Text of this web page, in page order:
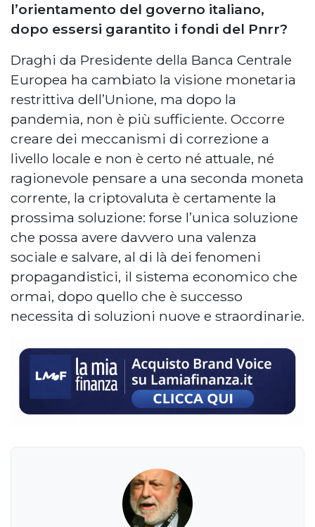
l’orientamento del governo italiano,
dopo essersi garantito i fondi del Pnrr?
Draghi da Presidente della Banca Centrale
Europea ha cambiato la visione monetaria
restrittiva dell’Unione, ma dopo la
pandemia, non è più sufficiente. Occorre
creare dei meccanismi di correzione a
livello locale e non è certo né attuale, né
ragionevole pensare a una seconda moneta
corrente, la criptovaluta è certamente la
prossima soluzione: forse l’unica soluzione
che possa avere davvero una valenza
sociale e salvare, al di là dei fenomeni
propagandistici, il sistema economico che
ormai, dopo quello che è successo
necessita di soluzioni nuove e straordinarie.